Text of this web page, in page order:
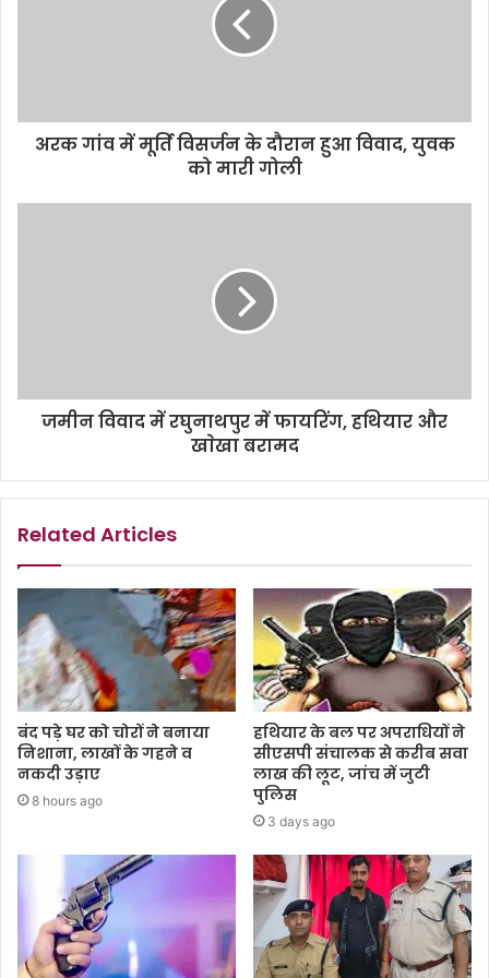
e
अरक गांव में मूर्ति विसर्जन के दौरान हुआ विवाद, युवक
को मारी गोली
जमीन विवाद में रघुनाथपुर में फायरिंग, हथियार और
खाेखा बरामद
Related Articles
बंद पड़े घर को चोरों ने बनाया
निशाना, लाखों के गहने व
नकदी उड़ाए
8 hours ago
हथियार के बल पर अपराधियों ने
सीएसपी संचालक से करीब सवा
लाख की लूट, जांच में जुटी
पुलिस
3 days ago